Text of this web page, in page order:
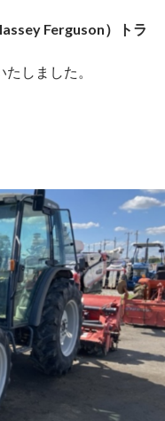
Ferguson）トラ
しました。